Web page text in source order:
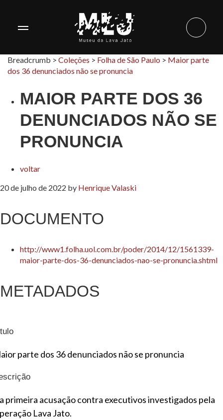
Breadcrumb > Coleções > Folha de São Paulo > Maior parte
dos 36 denunciados não se pronuncia
MAIOR PARTE DOS 36
DENUNCIADOS NÃO SE
PRONUNCIA
voltar
20 de julho de 2022 by Henrique Valaski
DOCUMENTO
http://www1.folha.uol.com.br/poder/2014/12/1561339-
maior-parte-dos-36-denunciados-nao-se-pronuncia.shtml
METADADOS
parte dos 36 denunciados não se pronuncia
primeira acusação contra executivos investigados pela
Lava Jato.